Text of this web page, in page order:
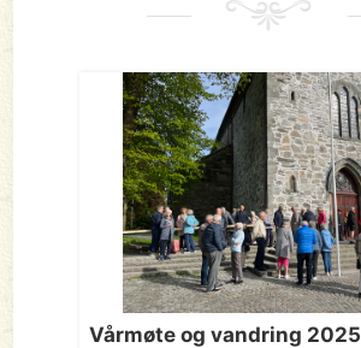
Vårmøte og vandring 2025